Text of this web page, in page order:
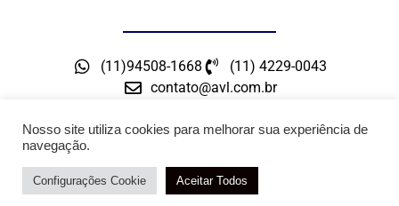
(11)94508-1668
(11) 4229-0043
contato@avl.com.br
do Sul – SP
DESENVOLVIMENTO: ELEMENTWEB
Nosso site utiliza cookies para melhorar sua experiência de
navegação.
Configurações Cookie Aceitar Todos
Atendimento / Orçamento Via WhatsApp